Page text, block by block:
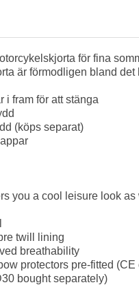
för fina
är förmodligen bland det
i fram för att stänga
(köps separat)
you a cool leisure look
twill lining
breathability
protectors pre-fitted
bought separately)